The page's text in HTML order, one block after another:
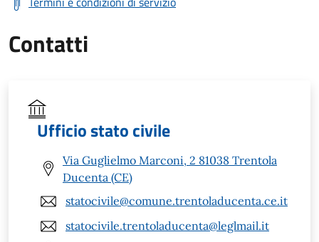
Contatti
Ufficio stato civile
Via Guglielmo Marconi, 2 81038 Trentola
Ducenta (CE)
statocivile@comune.trentoladucenta.ce.it
statocivile.trentoladucenta@leglmail.it